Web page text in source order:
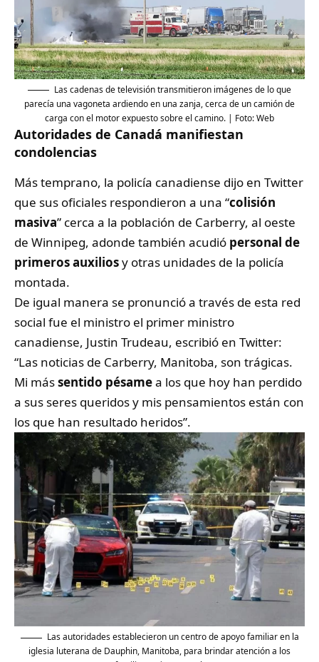
Las cadenas de televisión transmitieron imágenes de lo que
parecía una vagoneta ardiendo en una zanja, cerca de un camión de
carga con el motor expuesto sobre el camino. | Foto: Web
Autoridades de Canadá manifiestan
condolencias
Más temprano, la policía canadiense dijo en Twitter
que sus oficiales respondieron a una “colisión
masiva” cerca a la población de Carberry, al oeste
de Winnipeg, adonde también acudió personal de
primeros auxiliosy otras unidades de la policía
montada.
De igual manera se pronunció a través de esta red
social fue el ministro el primer ministro
canadiense, Justin Trudeau, escribió en Twitter:
“Las noticias de Carberry, Manitoba, son trágicas.
Mi mássentido pésamea los que hoy han perdido
a sus seres queridos y mis pensamientos están con
los que han resultado heridos”.
Las autoridades establecieron un centro de apoyo familiar en la
iglesia luterana de Dauphin, Manitoba, para brindar atención a los